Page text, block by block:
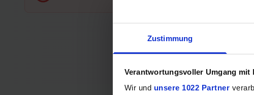
Zustimmung
Verantwortungsvoller Umgang mit
Wir und unsere 1022 Partner